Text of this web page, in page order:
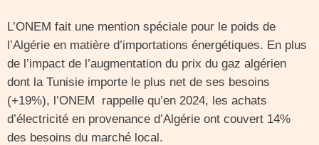
L’ONEM fait une mention spéciale pour le poids de
l’Algérie en matière d’importations énergétiques. En plus
de l’impact de l’augmentation du prix du gaz algérien
dont la Tunisie importe le plus net de ses besoins
(+19%), l’ONEM rappelle qu’en 2024, les achats
d’électricité en provenance d’Algérie ont couvert 14%
des besoins du marché local.